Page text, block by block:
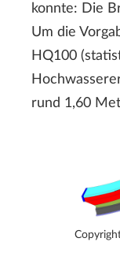
konnte: Die
Um die
HQ100
rund 1,60